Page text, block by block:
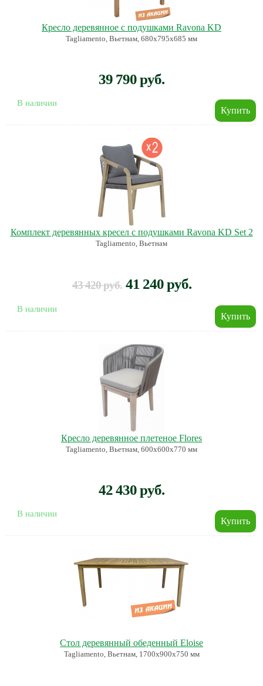
Кресло деревянное с подушками Ravona KD
Tagliamento, Вьетнам, 680х795х685 мм
39 790 руб.
В наличии
Комплект деревянных кресел с подушками Ravona KD Set 2
Tagliamento, Вьетнам
43 420 руб. 41 240 руб.
В наличии
Кресло деревянное плетеное Flores
Tagliamento, Вьетнам, 600х600х770 мм
42 430 руб.
В наличии
Стол деревянный обеденный Eloise
Tagliamento, Вьетнам, 1700х900х750 мм